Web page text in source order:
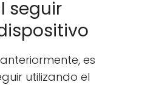
seguir
es
utilizando el